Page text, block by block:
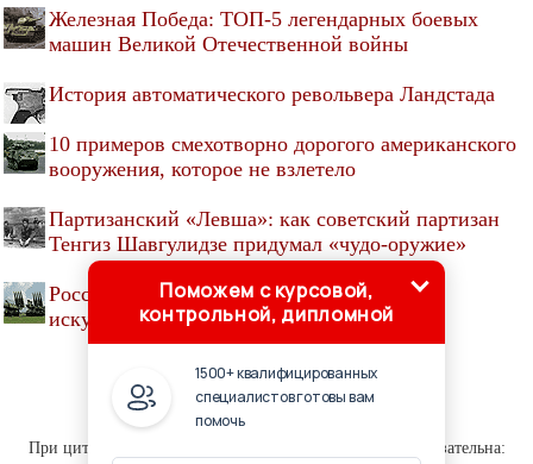
Железная Победа: ТОП-5 легендарных боевых
машин Великой Отечественной войны
История автоматического револьвера Ландстада
10 примеров смехотворно дорогого американского
вооружения, которое не взлетело
Партизанский «Левша»: как советский партизан
Тенгиз Шавгулидзе придумал «чудо-оружие»
Российскую систему ПВО дополнили
искусственным интеллектом
© HUNTLIB.RU, 2001-2020
При цитировании материалов сайта активная ссылка обязательна:
Поможем с курсовой,
контрольной, дипломной
1500+ квалифицированных
специалистов готовы вам
помочь